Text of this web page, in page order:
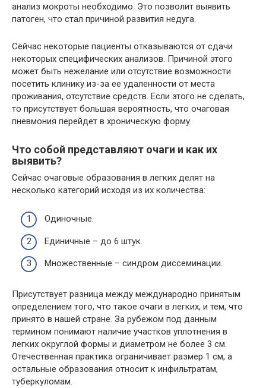
анализ мокроты необходимо. Это позволит выявить
патоген, что стал причиной развития недуга.
Сейчас некоторые пациенты отказываются от сдачи
некоторых специфических анализов. Причиной этого
может быть нежелание или отсутствие возможности
посетить клинику из-за ее удаленности от места
проживания, отсутствие средств. Если этого не сделать,
то присутствует большая вероятность, что очаговая
пневмония перейдет в хроническую форму.
Что собой представляют очаги и как их
выявить?
Сейчас очаговые образования в легких делят на
несколько категорий исходя из их количества:
Одиночные.
Единичные – до 6 штук.
Множественные – синдром диссеминации.
Присутствует разница между международно принятым
определением того, что такое очаги в легких, и тем, что
принято в нашей стране. За рубежом под данным
термином понимают наличие участков уплотнения в
легких округлой формы и диаметром не более 3 см.
Отечественная практика ограничивает размер 1 см, а
остальные образования относит к инфильтратам,
туберкуломам.